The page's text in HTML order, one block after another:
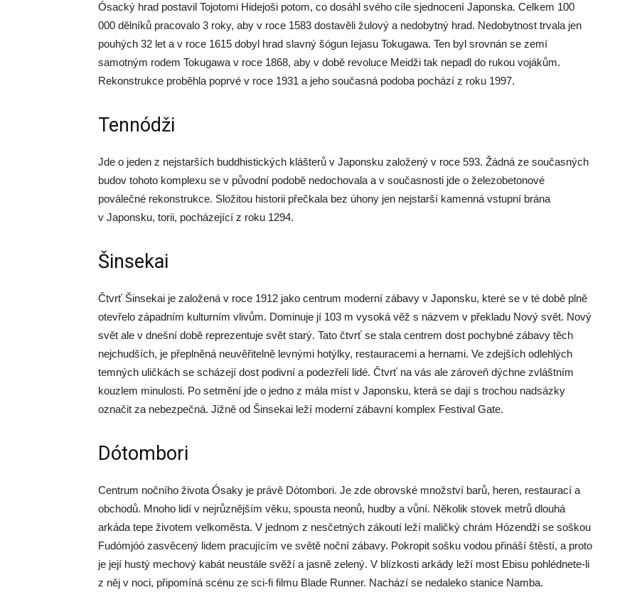
Ósacký hrad postavil Tojotomi Hidejoši potom, co dosáhl svého cíle sjednocení Japonska. Celkem 100
000 dělníků pracovalo 3 roky, aby v roce 1583 dostavěli žulový a nedobytný hrad. Nedobytnost trvala jen
pouhých 32 let a v roce 1615 dobyl hrad slavný šógun Iejasu Tokugawa. Ten byl srovnán se zemí
samotným rodem Tokugawa v roce 1868, aby v době revoluce Meidži tak nepadl do rukou vojákům.
Rekonstrukce proběhla poprvé v roce 1931 a jeho současná podoba pochází z roku 1997.
Tennódži
Jde o jeden z nejstarších buddhistických klášterů v Japonsku založený v roce 593. Žádná ze současných
budov tohoto komplexu se v původní podobě nedochovala a v současnosti jde o železobetonové
poválečné rekonstrukce. Složitou historii přečkala bez úhony jen nejstarší kamenná vstupní brána
v Japonsku, torii, pocházející z roku 1294.
Šinsekai
Čtvrť Šinsekai je založená v roce 1912 jako centrum moderní zábavy v Japonsku, které se v té době plně
otevřelo západním kulturním vlivům. Dominuje jí 103 m vysoká věž s názvem v překladu Nový svět. Nový
svět ale v dnešní době reprezentuje svět starý. Tato čtvrť se stala centrem dost pochybné zábavy těch
nejchudších, je přeplněná neuvěřitelně levnými hotýlky, restauracemi a hernami. Ve zdejších odlehlých
temných uličkách se scházejí dost podivní a podezřelí lidé. Čtvrť na vás ale zároveň dýchne zvláštním
kouzlem minulosti. Po setmění jde o jedno z mála míst v Japonsku, která se dají s trochou nadsázky
označit za nebezpečná. Jižně od Šinsekai leží moderní zábavní komplex Festival Gate.
Dótombori
Centrum nočního života Ósaky je právě Dótombori. Je zde obrovské množství barů, heren, restaurací a
obchodů. Mnoho lidí v nejrůznějším věku, spousta neonů, hudby a vůní. Několik stovek metrů dlouhá
arkáda tepe životem velkoměsta. V jednom z nesčetných zákoutí leží maličký chrám Hózendži se soškou
Fudómjóó zasvěcený lidem pracujícím ve světě noční zábavy. Pokropit sošku vodou přináší štěstí, a proto
je její hustý mechový kabát neustále svěží a jasně zelený. V blízkosti arkády leží most Ebisu pohlédnete-li
z něj v noci, připomíná scénu ze sci-fi filmu Blade Runner. Nachází se nedaleko stanice Namba.